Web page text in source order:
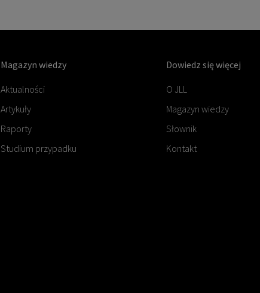
Magazyn wiedzy
Aktualności
Artykuły
Raporty
Studium przypadku
Dowiedz się więcej
O JLL
Magazyn wiedzy
Słownik
Kontakt